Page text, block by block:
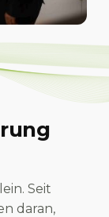
Seit
daran,